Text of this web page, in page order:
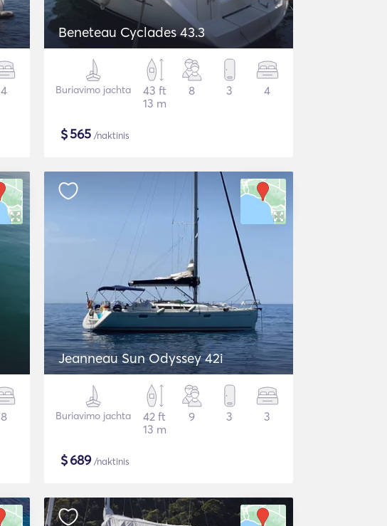
4
Beneteau Cyclades 43.3
Buriavimo jachta
43 ft
13 m
8 3 4
$565 /naktinis
8
Jeanneau Sun Odyssey 42i
Buriavimo jachta
42 ft
13 m
9 3 3
$689/naktinis